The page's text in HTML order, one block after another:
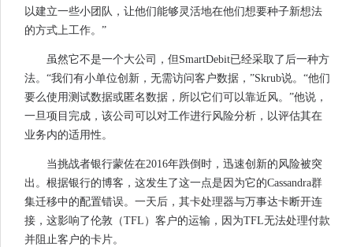
以建立一些小团队，让他们能够灵活地在他们想要种子新想法
的方式上工作。”
虽然它不是一个大公司，但SmartDebit已经采取了后一种方
法。“我们有小单位创新，无需访问客户数据，”Skrub说。“他们
要么使用测试数据或匿名数据，所以它们可以靠近风。”他说，
一旦项目完成，该公司可以对工作进行风险分析，以评估其在
业务内的适用性。
当挑战者银行蒙佐在2016年跌倒时，迅速创新的风险被突
出。根据银行的博客，这发生了这一点是因为它的Cassandra群
集迁移中的配置错误。一天后，其卡处理器与万事达卡断开连
接，这影响了伦敦（TFL）客户的运输，因为TFL无法处理付款
并阻止客户的卡片。